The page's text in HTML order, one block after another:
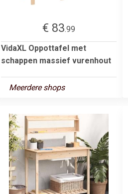
€ 83.99
VidaXL Oppottafel met
schappen massief vurenhout
Meerdere shops